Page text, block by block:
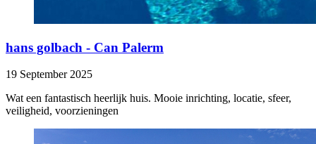
hans golbach - Can Palerm
19 September 2025
Wat een fantastisch heerlijk huis. Mooie inrichting, locatie, sfeer,
veiligheid, voorzieningen